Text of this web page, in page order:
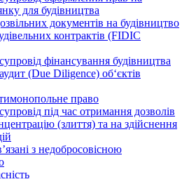
для будівництва
документів на будівництво
контрактів (FIDIC
фінансування будівництва
(Due Diligence) об‘єктів
право
під час отримання дозволів
(злиття) та на здійснення
з недобросовісною